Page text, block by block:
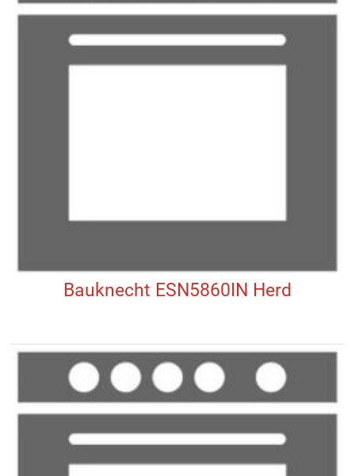
Bauknecht ESN5860IN Herd